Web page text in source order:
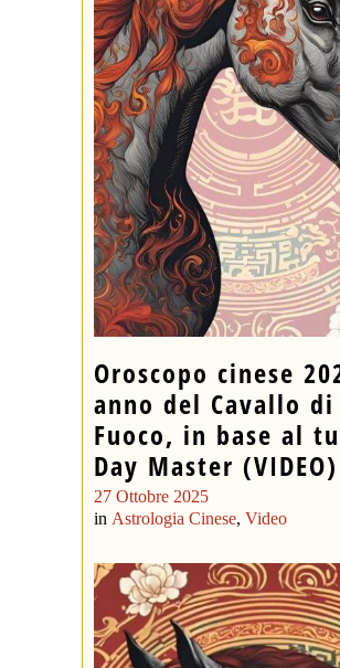
Oroscopo cinese
anno del Cavallo di
Fuoco, in base al
Day Master (VIDEO)
27 Ottobre 2025
in Astrologia Cinese, Video